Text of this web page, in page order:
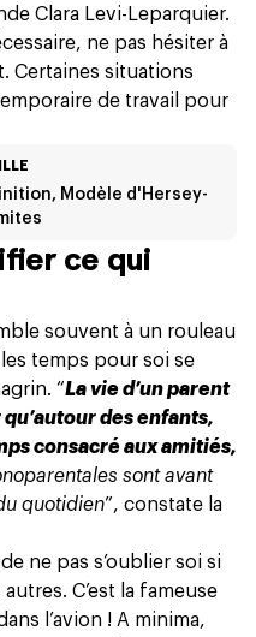
Clara Levi-Leparquier.
ne pas hésiter à
Certaines situations
de travail pour
Modèle d'Hersey-
ce qui
souvent à un rouleau
temps pour soi se
“La vie d’un parent
des enfants,
consacré aux amitiés,
sont avant
quotidien”, constate la
ne pas s’oublier soi si
C’est la fameuse
l’avion ! A minima,